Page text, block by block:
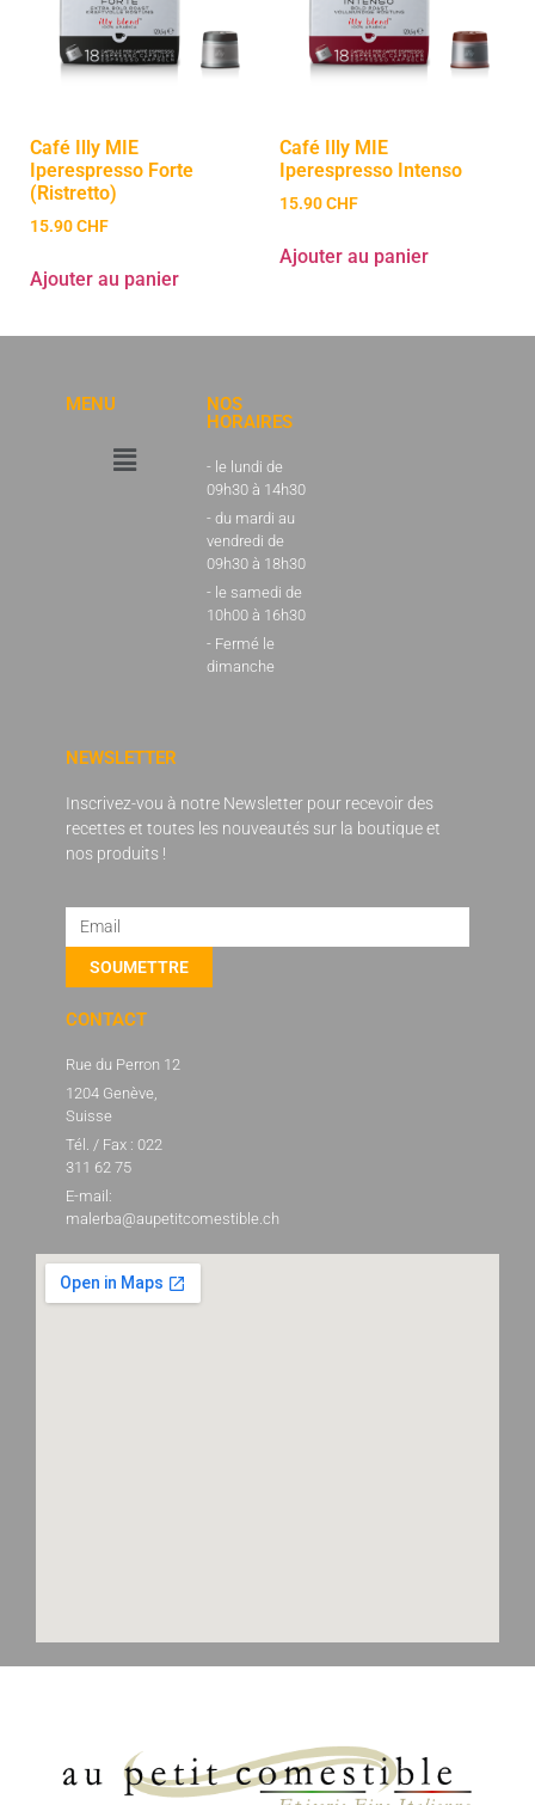
Café Illy MIE
Iperespresso Forte
(Ristretto)
15.90CHF
Ajouter au panier
Café Illy MIE
Iperespresso Intenso
15.90CHF
Ajouter au panier
MENU
NOS
HORAIRES
- le lundi de
09h30 à 14h30
- du mardi au
vendredi de
09h30 à 18h30
- le samedi de
10h00 à 16h30
- Fermé le
dimanche
NEWSLETTER
Inscrivez-vou à notre Newsletter pour recevoir des
recettes et toutes les nouveautés sur la boutique et
nos produits !
SOUMETTRE
CONTACT
Rue du Perron 12
1204 Genève,
Suisse
Tél. / Fax : 022
311 62 75
E-mail:
malerba@aupetitcomestible.ch